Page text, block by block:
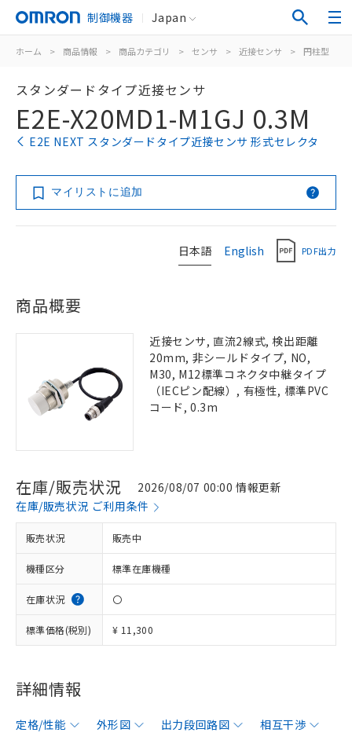
制御機器 Japan
ホーム > 商品情報 > 商品カテゴリ > センサ > 近接センサ > 円柱型
スタンダードタイプ近接センサ
E2E-X20MD1-M1GJ 0.3M
E2E NEXT スタンダードタイプ近接センサ 形式セレクタ
マイリストに追加
日本語 English PDF出力
商品概要
近接センサ, 直流2線式, 検出距離
20mm, 非シールドタイプ, NO,
M30, M12標準コネクタ中継タイプ
（IECピン配線）, 有極性, 標準PVC
コード, 0.3m
在庫/販売状況
2026/08/07 00:00 情報更新
在庫/販売状況 ご利用条件
販売状況 販売中
機種区分 標準在庫機種
在庫状況 〇
標準価格(税別) ¥ 11,300
詳細情報
定格/性能 外形図 出力段回路図
相互干渉